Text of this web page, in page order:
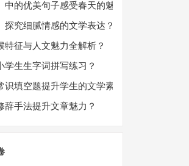
中的优美句子感受春天的魅力？
探究细腻情感的文学表达？
特征与人文魅力全解析？
学生生字词拼写练习？
识填空题提升学生的文学素养？
辞手法提升文章魅力？